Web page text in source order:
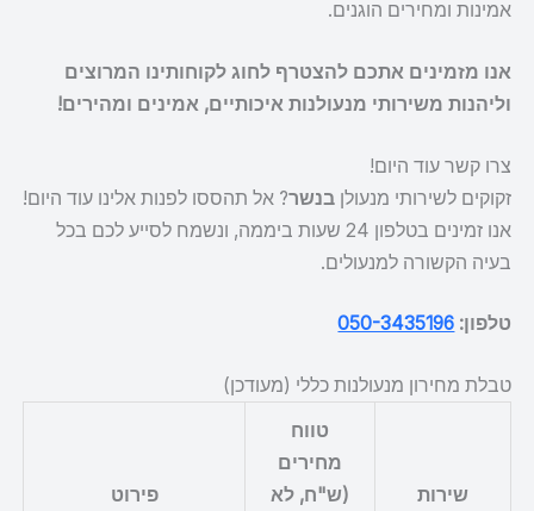
אמינות ומחירים הוגנים.
אנו מזמינים אתכם להצטרף לחוג לקוחותינו המרוצים
וליהנות משירותי מנעולנות איכותיים, אמינים ומהירים!
צרו קשר עוד היום!
זקוקים לשירותי מנעולן בנשר? אל תהססו לפנות אלינו עוד היום!
אנו זמינים בטלפון 24 שעות ביממה, ונשמח לסייע לכם בכל
בעיה הקשורה למנעולים.
טלפון: 050-3435196
טבלת מחירון מנעולנות כללי (מעודכן)
שירות
טווח
מחירים
(ש"ח, לא
פירוט